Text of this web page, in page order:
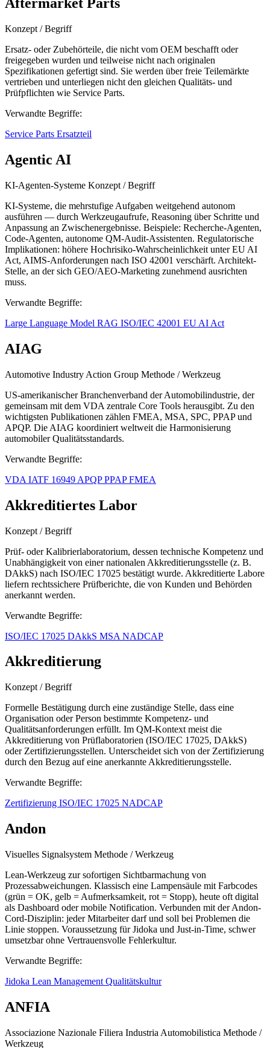
Aftermarket Parts
Konzept / Begriff
Ersatz- oder Zubehörteile, die nicht vom OEM beschafft oder
freigegeben wurden und teilweise nicht nach originalen
Spezifikationen gefertigt sind. Sie werden über freie Teilemärkte
vertrieben und unterliegen nicht den gleichen Qualitäts- und
Prüfpflichten wie Service Parts.
Verwandte Begriffe:
Service Parts Ersatzteil
Agentic AI
KI-Agenten-Systeme Konzept / Begriff
KI-Systeme, die mehrstufige Aufgaben weitgehend autonom
ausführen — durch Werkzeugaufrufe, Reasoning über Schritte und
Anpassung an Zwischenergebnisse. Beispiele: Recherche-Agenten,
Code-Agenten, autonome QM-Audit-Assistenten. Regulatorische
Implikationen: höhere Hochrisiko-Wahrscheinlichkeit unter EU AI
Act, AIMS-Anforderungen nach ISO 42001 verschärft. Architekt-
Stelle, an der sich GEO/AEO-Marketing zunehmend ausrichten
muss.
Verwandte Begriffe:
Large Language Model RAG ISO/IEC 42001 EU AI Act
AIAG
Automotive Industry Action Group Methode / Werkzeug
US-amerikanischer Branchenverband der Automobilindustrie, der
gemeinsam mit dem VDA zentrale Core Tools herausgibt. Zu den
wichtigsten Publikationen zählen FMEA, MSA, SPC, PPAP und
APQP. Die AIAG koordiniert weltweit die Harmonisierung
automobiler Qualitätsstandards.
Verwandte Begriffe:
VDA IATF 16949 APQPPPAPFMEA
Akkreditiertes Labor
Konzept / Begriff
Prüf- oder Kalibrierlaboratorium, dessen technische Kompetenz und
Unabhängigkeit von einer nationalen Akkreditierungsstelle (z. B.
DAkkS) nach ISO/IEC 17025 bestätigt wurde. Akkreditierte Labore
liefern rechtssichere Prüfberichte, die von Kunden und Behörden
anerkannt werden.
Verwandte Begriffe:
ISO/IEC 17025 DAkkS MSA NADCAP
Akkreditierung
Konzept / Begriff
Formelle Bestätigung durch eine zuständige Stelle, dass eine
Organisation oder Person bestimmte Kompetenz- und
Qualitätsanforderungen erfüllt. Im QM-Kontext meist die
Akkreditierung von Prüflaboratorien (ISO/IEC 17025, DAkkS)
oder Zertifizierungsstellen. Unterscheidet sich von der Zertifizierung
durch den Bezug auf eine anerkannte Akkreditierungsstelle.
Verwandte Begriffe:
Zertifizierung ISO/IEC 17025 NADCAP
Andon
Visuelles Signalsystem Methode / Werkzeug
Lean-Werkzeug zur sofortigen Sichtbarmachung von
Prozessabweichungen. Klassisch eine Lampensäule mit Farbcodes
(grün = OK, gelb = Aufmerksamkeit, rot = Stopp), heute oft digital
als Dashboard oder mobile Notification. Verbunden mit der Andon-
Cord-Disziplin: jeder Mitarbeiter darf und soll bei Problemen die
Linie stoppen. Voraussetzung für Jidoka und Just-in-Time, schwer
umsetzbar ohne Vertrauensvolle Fehlerkultur.
Verwandte Begriffe:
Jidoka Lean Management Qualitätskultur
ANFIA
Associazione Nazionale Filiera Industria Automobilistica Methode /
Werkzeug